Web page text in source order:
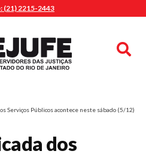
(21) 2215-2443
Serviços Públicos acontece neste sábado (5/12)
dos